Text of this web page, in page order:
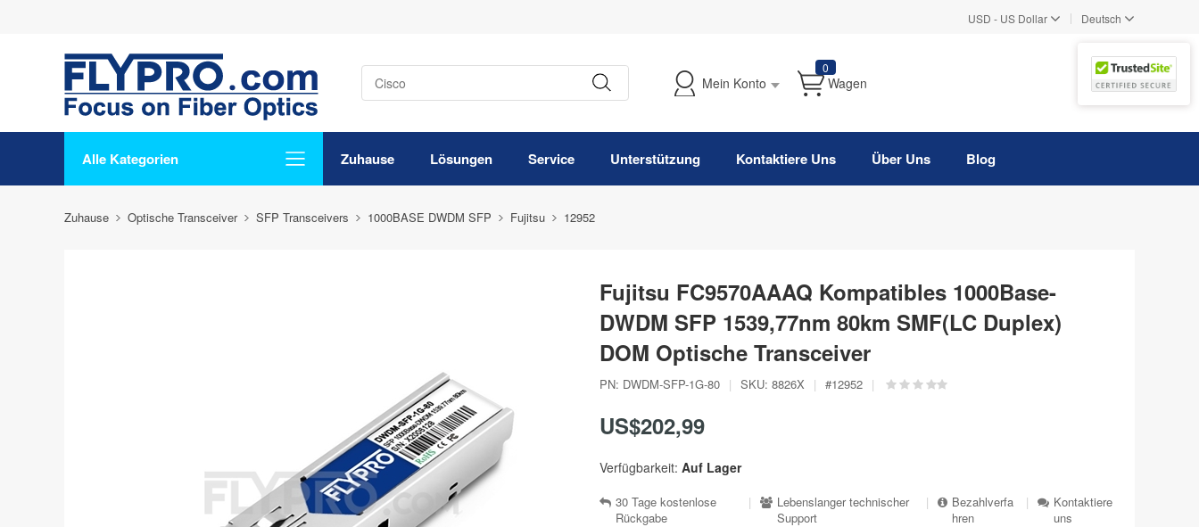
USD - US Dollar | Deutsch
Mein Konto
0
Wagen
Alle Kategorien Zuhause Lösungen Service Unterstützung Kontaktiere Uns Über Uns Blog
Zuhause Optische Transceiver SFP Transceivers 1000BASE DWDM SFP Fujitsu 12952
Fujitsu FC9570AAAQ Kompatibles 1000Base-
DWDM SFP 1539,77nm 80km SMF(LC Duplex)
DOM Optische Transceiver
PN: DWDM-SFP-1G-80 | SKU: 8826X | #12952 |
US$202,99
Verfügbarkeit: Auf Lager
30 Tage kostenlose
Rückgabe
|
Lebenslanger technischer
Support
|
Bezahlverfa
hren
|
Kontaktiere
uns